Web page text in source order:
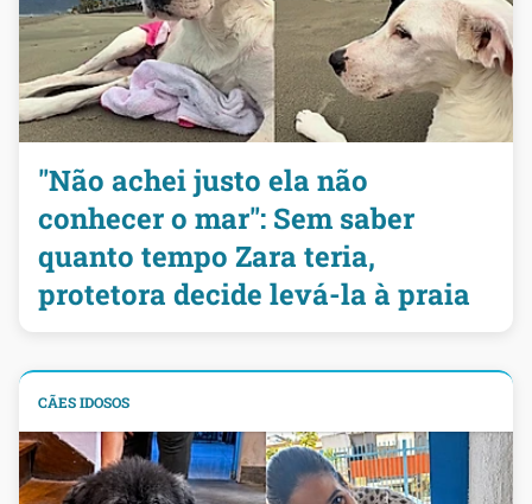
"Não achei justo ela não
conhecer o mar": Sem saber
quanto tempo Zara teria,
protetora decide levá-la à praia
CÃES IDOSOS